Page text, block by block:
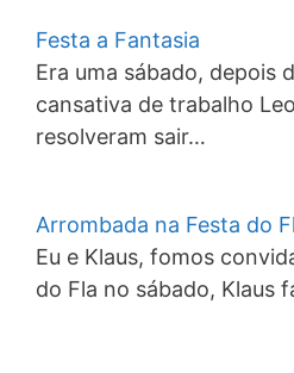
Festa a Fantasia
Era uma sábado, depois
cansativa de trabalho
resolveram sair…
Arrombada na Festa do
Eu e Klaus, fomos
do Fla no sábado, Klaus